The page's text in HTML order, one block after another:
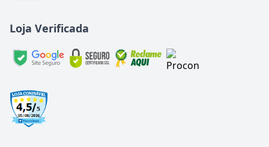
Loja Verificada